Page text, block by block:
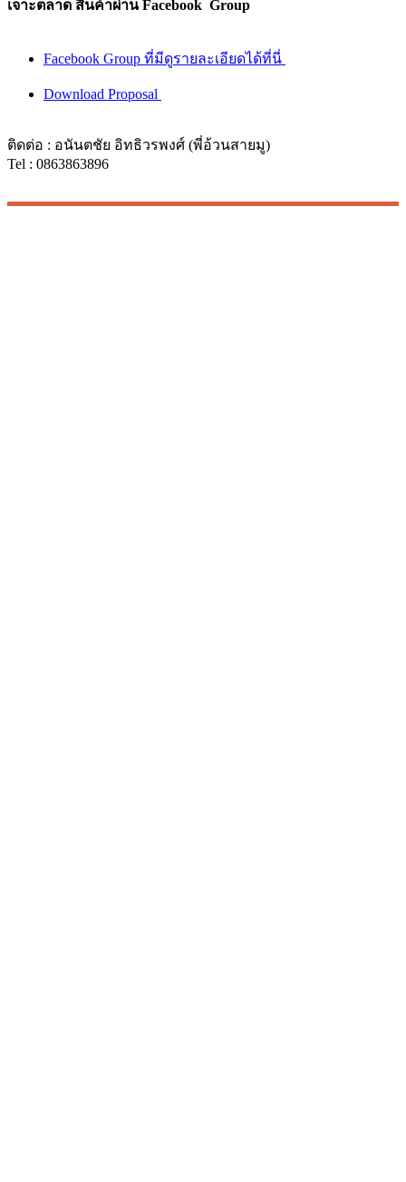
เจาะตลาด สินค้าผ่าน Facebook Group
Facebook Group ที่มีดูรายละเอียดได้ที่นี่
Download Proposal
ติดต่อ : อนันตชัย อิทธิวรพงศ์ (พี่อ้วนสายมู)
Tel : 0863863896